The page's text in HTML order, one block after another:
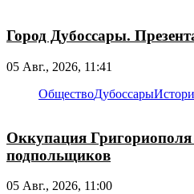
Город Дубоссары.
05 Авг., 2026, 11:41
ОбществоДубоссары
Оккупация
подпольщиков
05 Авг., 2026, 11:00